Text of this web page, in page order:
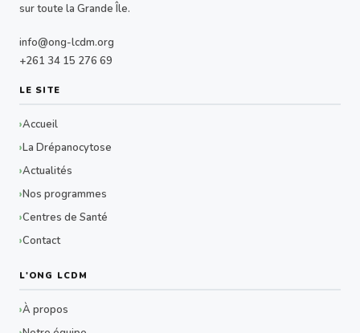
sur toute la Grande Île.
info@ong-lcdm.org
+261 34 15 276 69
LE SITE
Accueil
La Drépanocytose
Actualités
Nos programmes
Centres de Santé
Contact
L'ONG LCDM
À propos